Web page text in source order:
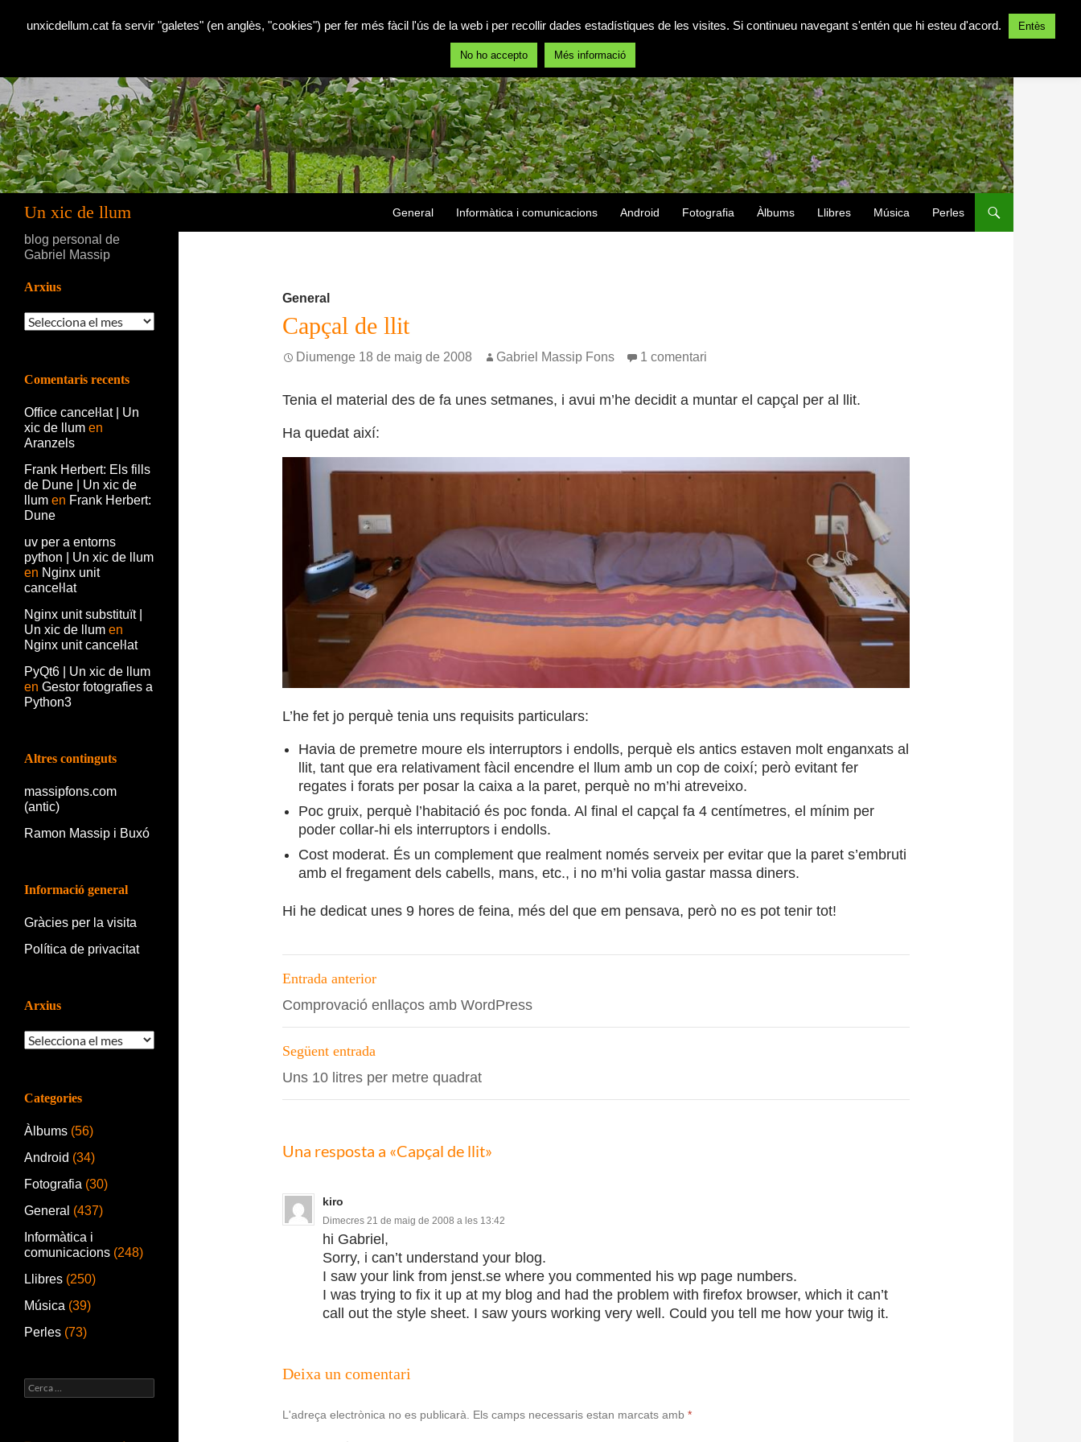
Un xic de llum
General
Informàtica i comunicacions Android Fotografia Àlbums Llibres Música Perles
General
Capçal de llit
Diumenge 18 de maig de 2008 Gabriel Massip Fons 1 comentari
Tenia el material des de fa unes setmanes, i avui m’he decidit a muntar el capçal per al llit.
Ha quedat així:
L’he fet jo perquè tenia uns requisits particulars:
Havia de premetre moure els interruptors i endolls, perquè els antics estaven molt enganxats al
llit, tant que era relativament fàcil encendre el llum amb un cop de coixí; però evitant fer
regates i forats per posar la caixa a la paret, perquè no m’hi atreveixo.
Poc gruix, perquè l’habitació és poc fonda. Al final el capçal fa 4 centímetres, el mínim per
poder collar-hi els interruptors i endolls.
Cost moderat. És un complement que realment només serveix per evitar que la paret s’embruti
amb el fregament dels cabells, mans, etc., i no m’hi volia gastar massa diners.
Hi he dedicat unes 9 hores de feina, més del que em pensava, però no es pot tenir tot!
Navegació
per
les
entrades
Entrada anterior
Comprovació enllaços amb WordPress
Següent entrada
Uns 10 litres per metre quadrat
Una resposta a «Capçal de llit»
kiro
Dimecres 21 de maig de 2008 a les 13:42
hi Gabriel,
Sorry, i can’t understand your blog.
I saw your link from jenst.se where you commented his wp page numbers.
I was trying to fix it up at my blog and had the problem with firefox browser, which it can’t
call out the style sheet. I saw yours working very well. Could you tell me how your twig it.
Deixa un comentari
L'adreça electrònica no es publicarà. Els camps necessaris estan marcats amb *
blog personal de
Gabriel Massip
Arxius
Arxius
Comentaris recents
Office canceŀlat | Un
xic de llum en
Aranzels
Frank Herbert: Els fills
de Dune | Un xic de
llum en Frank Herbert:
Dune
uv per a entorns
python | Un xic de llum
en Nginx unit
canceŀlat
Nginx unit substituït |
Un xic de llum en
Nginx unit canceŀlat
PyQt6 | Un xic de llum
en Gestor fotografies a
Python3
Altres continguts
massipfons.com
(antic)
Ramon Massip i Buxó
Informació general
Gràcies per la visita
Política de privacitat
Arxius
Arxius
Categories
Àlbums (56)
Android (34)
Fotografia (30)
General (437)
Informàtica i
comunicacions (248)
Llibres (250)
Música (39)
Perles (73)
Cerca:
unxicdellum.cat fa servir "galetes" (en anglès, "cookies") per fer més fàcil l'ús de la web i per recollir dades estadístiques de les visites. Si continueu navegant s'entén que hi esteu d'acord. Entès
No ho accepto Més informació